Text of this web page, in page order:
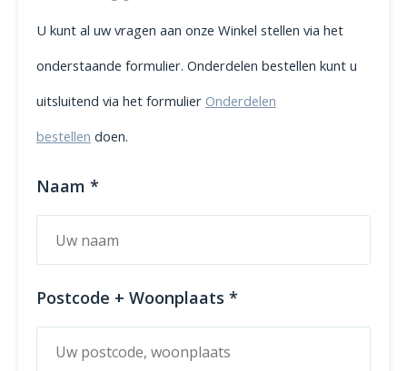
U kunt al uw vragen aan onze Winkel stellen via het
onderstaande formulier. Onderdelen bestellen kunt u
uitsluitend via het formulier Onderdelen
bestellen doen.
Naam *
Postcode + Woonplaats *